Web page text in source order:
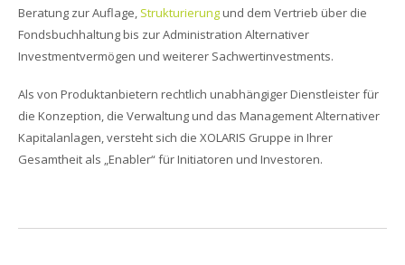
Beratung zur Auflage, Strukturierungund dem Vertrieb über die
Fondsbuchhaltung bis zur Administration Alternativer
Investmentvermögen und weiterer Sachwertinvestments.
Als von Produktanbietern rechtlich unabhängiger Dienstleister für
die Konzeption, die Verwaltung und das Management Alternativer
Kapitalanlagen, versteht sich die XOLARIS Gruppe in Ihrer
Gesamtheit als „Enabler“ für Initiatoren und Investoren.